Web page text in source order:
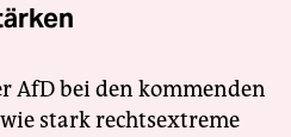
AfD bei den kommenden
stark rechtsextreme